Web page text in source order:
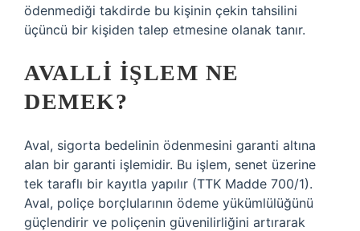
ödenmediği takdirde bu kişinin çekin tahsilini
üçüncü bir kişiden talep etmesine olanak tanır.
AVALLI IŞLEM NE
DEMEK?
Aval, sigorta bedelinin ödenmesini garanti altına
alan bir garanti işlemidir. Bu işlem, senet üzerine
tek taraflı bir kayıtla yapılır (TTK Madde 700/1).
Aval, poliçe borçlularının ödeme yükümlülüğünü
güçlendirir ve poliçenin güvenilirliğini artırarak